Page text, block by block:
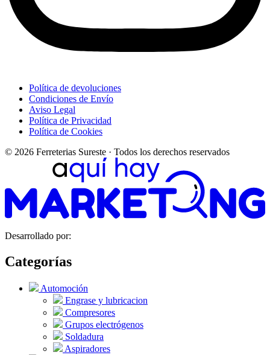
Política de devoluciones
Condiciones de Envío
Aviso Legal
Política de Privacidad
Política de Cookies
© 2026 Ferreterias Sureste · Todos los derechos reservados
Desarrollado por:
Categorías
Automoción
Engrase y lubricacion
Compresores
Grupos electrógenos
Soldadura
Aspiradores